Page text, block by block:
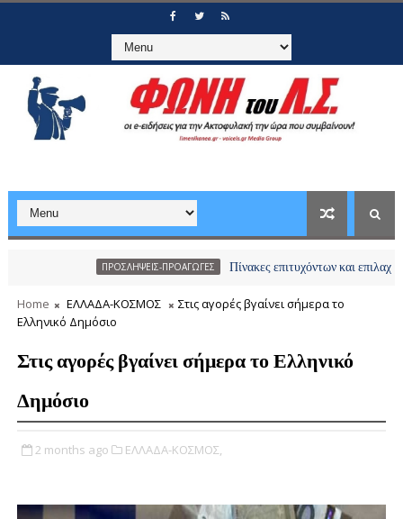
ΠΡΟΣΛΗΨΕΙΣ-ΠΡΟΑΓΩΓΕΣ Πίνακες επιτυχόντων και επιλαχόντων
Home ΕΛΛΑΔΑ-ΚΟΣΜΟΣ
Στις αγορές βγαίνει σήμερα το
Ελληνικό Δημόσιο
Στις αγορές βγαίνει σήμερα το Ελληνικό
Δημόσιο
2 months ago ΕΛΛΑΔΑ-ΚΟΣΜΟΣ,